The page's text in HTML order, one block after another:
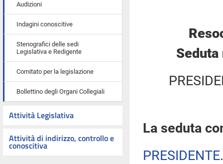
Audizioni
Indagini conoscitive
Stenografici delle sedi
Legislativa e Redigente
Comitato per la legislazione
Bollettino degli Organi Collegiali
Attività Legislativa
Attività di indirizzo, controllo e
conoscitiva
La seduta
PRESIDENTE